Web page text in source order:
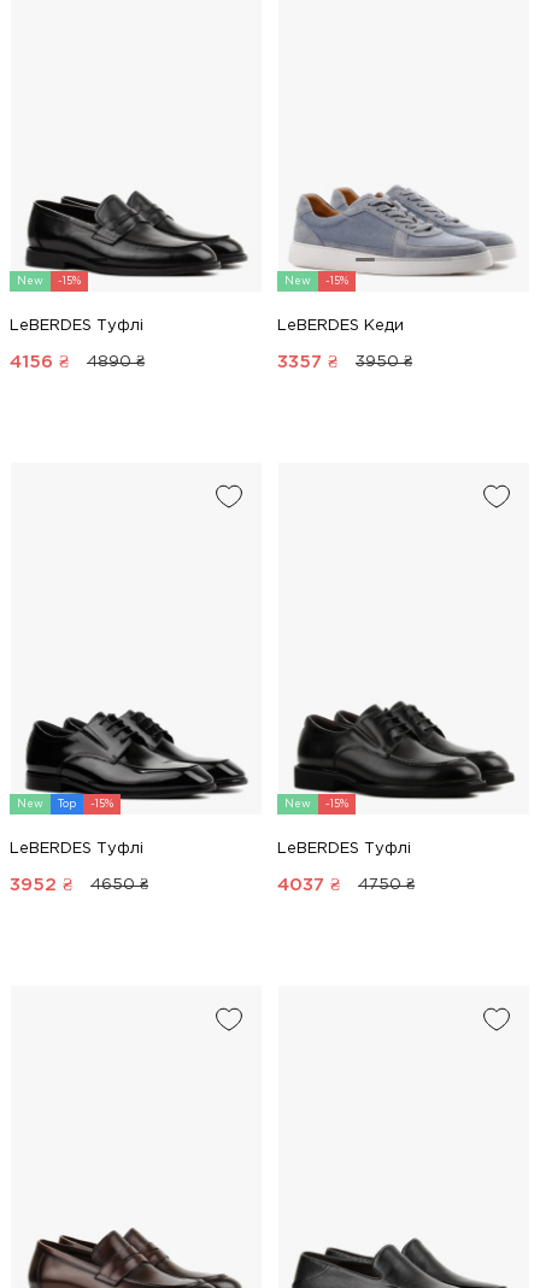
New -15%
LeBERDES Туфлі
4156 ₴ 4890 ₴
New -15%
LeBERDES Кеди
3357 ₴ 3950 ₴
New Top -15%
LeBERDES Туфлі
3952 ₴ 4650 ₴
New -15%
LeBERDES Туфлі
4037 ₴ 4750 ₴